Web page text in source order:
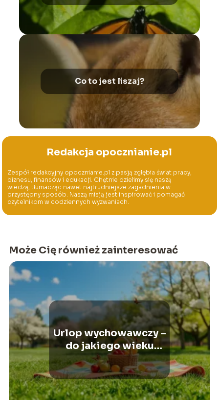
Co to jest liszaj?
Redakcja opocznianie.pl
Zespół redakcyjny opocznianie.pl z pasją zgłębia świat pracy,
biznesu, finansów i edukacji. Chętnie dzielimy się naszą
wiedzą, tłumacząc nawet najtrudniejsze zagadnienia w
przystępny sposób. Naszą misją jest inspirować i pomagać
czytelnikom w codziennych wyzwaniach.
Może Cię również zainteresować
Urlop wychowawczy –
do jakiego wieku
dziecka?